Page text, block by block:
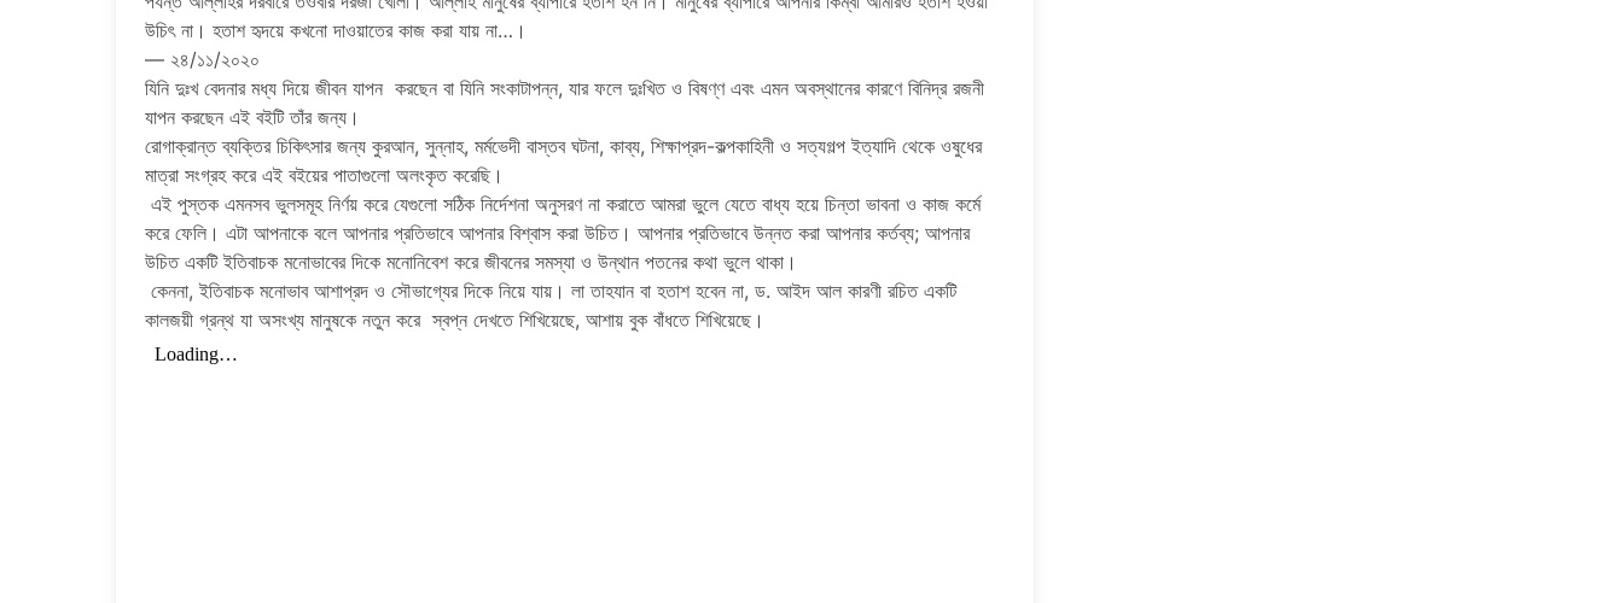
উচিৎ না। হতাশ হৃদয়ে কখনো দাওয়াতের কাজ করা যায় না…।
— ২৪/১১/২০২০
যিনি দুঃখ বেদনার মধ্য দিয়ে জীবন যাপন করছেন বা যিনি সংকাটাপন্ন, যার ফলে দুঃখিত ও বিষণ্ণ এবং এমন অবস্থানের কারণে বিনিদ্র রজনী
যাপন করছেন এই বইটি তাঁর জন্য।
রোগাক্রান্ত ব্যক্তির চিকিৎসার জন্য কুরআন, সুন্নাহ, মর্মভেদী বাস্তব ঘটনা, কাব্য, শিক্ষাপ্রদ-কল্পকাহিনী ও সত্যগল্প ইত্যাদি থেকে ওষুধের
মাত্রা সংগ্রহ করে এই বইয়ের পাতাগুলো অলংকৃত করেছি।
এই পুস্তক এমনসব ভুলসমূহ নির্ণয় করে যেগুলো সঠিক নির্দেশনা অনুসরণ না করাতে আমরা ভুলে যেতে বাধ্য হয়ে চিন্তা ভাবনা ও কাজ কর্মে
করে ফেলি। এটা আপনাকে বলে আপনার প্রতিভাবে আপনার বিশ্বাস করা উচিত। আপনার প্রতিভাবে উন্নত করা আপনার কর্তব্য; আপনার
উচিত একটি ইতিবাচক মনোভাবের দিকে মনোনিবেশ করে জীবনের সমস্যা ও উন্থান পতনের কথা ভুলে থাকা।
কেননা, ইতিবাচক মনোভাব আশাপ্রদ ও সৌভাগ্যের দিকে নিয়ে যায়। লা তাহযান বা হতাশ হবেন না, ড. আইদ আল কারণী রচিত একটি
কালজয়ী গ্রন্থ যা অসংখ্য মানুষকে নতুন করে স্বপ্ন দেখতে শিখিয়েছে, আশায় বুক বাঁধতে শিখিয়েছে।